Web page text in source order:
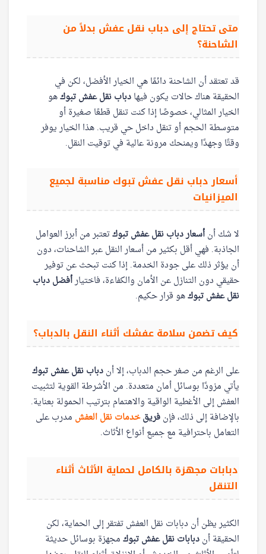
متى تحتاج إلى دباب نقل عفش بدلاً من
الشاحنة؟
قد تعتقد أن الشاحنة دائمًا هي الخيار الأفضل، لكن في
الحقيقة هناك حالات يكون فيهادباب نقل عفش تبوكهو
الخيار المثالي، خصوصًا إذا كنت تنقل قطعًا صغيرة أو
متوسطة الحجم أو تنقل داخل حي قريب. هذا الخيار يوفر
وقتًا وجهدًا ويمنحك مرونة عالية في توقيت النقل.
أسعار دباب نقل عفش تبوك مناسبة لجميع
الميزانيات
لا شك أنأسعار دباب نقل عفش تبوكتعتبر من أبرز العوامل
الجاذبة. فهي أقل بكثير من أسعار النقل عبر الشاحنات، دون
أن يؤثر ذلك على جودة الخدمة. إذا كنت تبحث عن توفير
حقيقي دون التنازل عن الأمان والكفاءة، فاختيارأفضل دباب
نقل عفش تبوكهو قرار حكيم.
كيف تضمن سلامة عفشك أثناء النقل بالدباب؟
على الرغم من صغر حجم الدباب، إلا أندباب نقل عفش تبوك
يأتي مزودًا بوسائل أمان متعددة. من الأشرطة القوية لتثبيت
العفش إلى الأغطية الواقية والاهتمام بترتيب الحمولة بعناية.
بالإضافة إلى ذلك، فإنفريقخدمات نقل العفش مدرب على
التعامل باحترافية مع جميع أنواع الأثاث.
دبابات مجهزة بالكامل لحماية الأثاث أثناء
التنقل
الكثير يظن أن دبابات نقل العفش تفتقر إلى الحماية، لكن
الحقيقة أندبابات نقل عفش تبوكمجهزة بوسائل حديثة